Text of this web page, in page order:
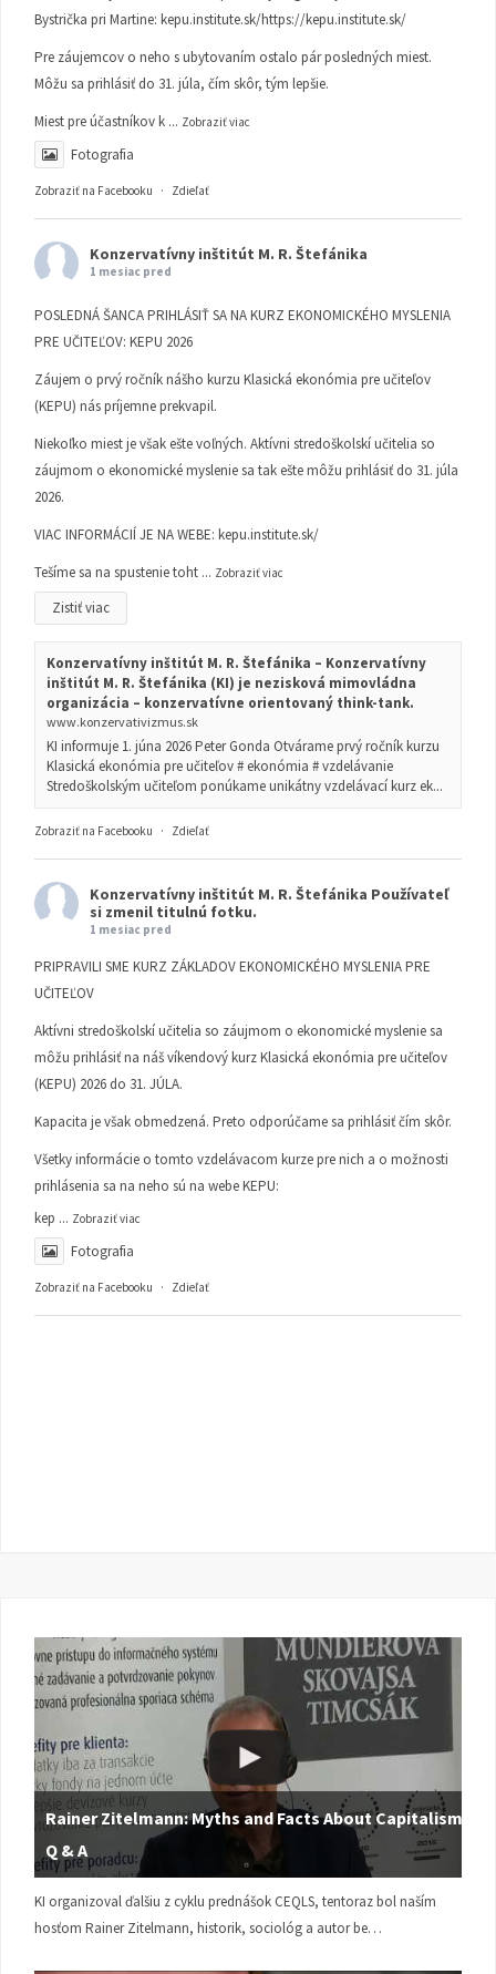
Bystrička pri Martine: kepu.institute.sk/https://kepu.institute.sk/
Pre záujemcov o neho s ubytovaním ostalo pár posledných miest.
Môžu sa prihlásiť do 31. júla, čím skôr, tým lepšie.
Miest pre účastníkov k ... Zobraziť viac
Fotografia
Zobraziť na Facebooku · Zdieľať
Konzervatívny inštitút M. R. Štefánika
1 mesiac pred
POSLEDNÁ ŠANCA PRIHLÁSIŤ SA NA KURZ EKONOMICKÉHO MYSLENIA
PRE UČITEĽOV: KEPU 2026
Záujem o prvý ročník nášho kurzu Klasická ekonómia pre učiteľov
(KEPU) nás príjemne prekvapil.
Niekoľko miest je však ešte voľných. Aktívni stredoškolskí učitelia so
záujmom o ekonomické myslenie sa tak ešte môžu prihlásiť do 31. júla
2026.
VIAC INFORMÁCIÍ JE NA WEBE: kepu.institute.sk/
Tešíme sa na spustenie toht ... Zobraziť viac
Zistiť viac
Konzervatívny inštitút M. R. Štefánika – Konzervatívny
inštitút M. R. Štefánika (KI) je nezisková mimovládna
organizácia – konzervatívne orientovaný think-tank.
www.konzervativizmus.sk
KI informuje 1. júna 2026 Peter Gonda Otvárame prvý ročník kurzu
Klasická ekonómia pre učiteľov # ekonómia # vzdelávanie
Stredoškolským učiteľom ponúkame unikátny vzdelávací kurz ek...
Zobraziť na Facebooku · Zdieľať
Konzervatívny inštitút M. R. Štefánika Používateľ
si zmenil titulnú fotku.
1 mesiac pred
PRIPRAVILI SME KURZ ZÁKLADOV EKONOMICKÉHO MYSLENIA PRE
UČITEĽOV
Aktívni stredoškolskí učitelia so záujmom o ekonomické myslenie sa
môžu prihlásiť na náš víkendový kurz Klasická ekonómia pre učiteľov
(KEPU) 2026 do 31. JÚLA.
Kapacita je však obmedzená. Preto odporúčame sa prihlásiť čím skôr.
Všetky informácie o tomto vzdelávacom kurze pre nich a o možnosti
prihlásenia sa na neho sú na webe KEPU:
kep ... Zobraziť viac
Fotografia
Zobraziť na Facebooku · Zdieľať
Rainer Zitelmann: Myths and Facts About Capitalism |
Q & A
KI organizoval ďalšiu z cyklu prednášok CEQLS, tentoraz bol naším
hosťom Rainer Zitelmann, historik, sociológ a autor be…